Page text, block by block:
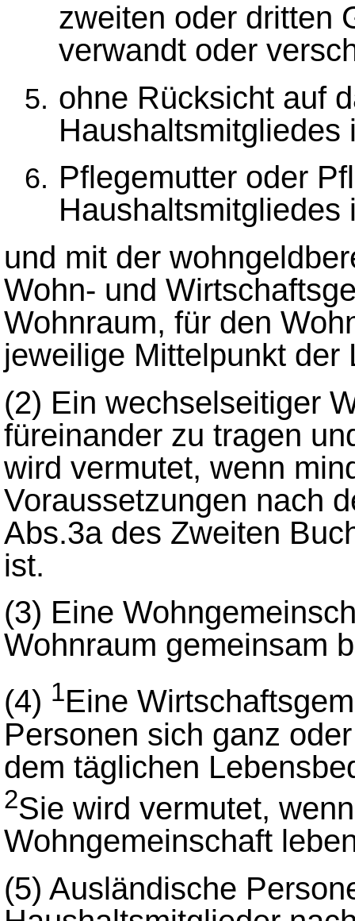
zweiten oder dritten
verwandt oder
ohne Rücksicht auf
Haushaltsmitgliedes
Pflegemutter oder
Haushaltsmitgliedes
und mit der
Wohn- und
Wohnraum, für den
jeweilige Mittelpunkt
(2) Ein wechselseitiger
füreinander zu tragen
wird vermutet, wenn
Voraussetzungen nach
Abs.3a des Zweiten
ist.
(3) Eine
Wohnraum gemeinsam
(4) 1Eine
Personen sich ganz
dem täglichen
2Sie wird vermutet,
Wohngemeinschaft
(5) Ausländische